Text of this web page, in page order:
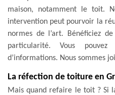
maison, notamment le toit.
intervention peut pourvoir la
normes de l’art. Bénéficiez
particularité. Vous
d’informations. Nous sommes
La réfection de toiture en
Mais quand refaire le toit ? Si